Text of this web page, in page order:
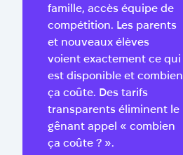
famille, accès équipe de
compétition. Les parents
et nouveaux élèves
voient exactement ce qui
est disponible et combien
ça coûte. Des tarifs
transparents éliminent le
gênant appel « combien
ça coûte ? ».